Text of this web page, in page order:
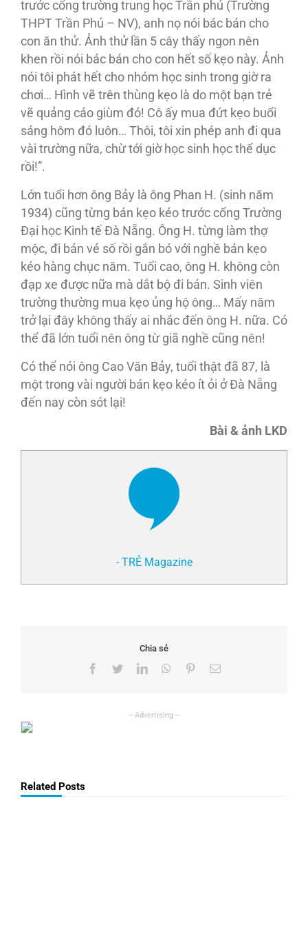
trước cổng trường trung học Trần phú (Trường
THPT Trần Phú – NV), anh nọ nói bác bán cho
con ăn thử. Ảnh thử lần 5 cây thấy ngon nên
khen rồi nói bác bán cho con hết số kẹo này. Ảnh
nói tôi phát hết cho nhóm học sinh trong giờ ra
chơi… Hình vẽ trên thùng kẹo là do một bạn trẻ
vẽ quảng cáo giùm đó! Cô ấy mua đứt kẹo buổi
sáng hôm đó luôn… Thôi, tôi xin phép anh đi qua
vài trường nữa, chừ tới giờ học sinh học thể dục
rồi!”.
Lớn tuổi hơn ông Bảy là ông Phan H. (sinh năm
1934) cũng từng bán kẹo kéo trước cổng Trường
Đại học Kinh tế Đà Nẵng. Ông H. từng làm thợ
mộc, đi bán vé số rồi gắn bó với nghề bán kẹo
kéo hàng chục năm. Tuổi cao, ông H. không còn
đạp xe được nữa mà dắt bộ đi bán. Sinh viên
trường thường mua kẹo ủng hộ ông… Mấy năm
trở lại đây không thấy ai nhắc đến ông H. nữa. Có
thể đã lớn tuổi nên ông từ giã nghề cũng nên!
Có thể nói ông Cao Văn Bảy, tuổi thật đã 87, là
một trong vài người bán kẹo kéo ít ỏi ở Đà Nẵng
đến nay còn sót lại!
Bài & ảnh LKD
- TRẺ Magazine
Chia sẻ
Facebook
TwitterLinkedInWhatsApp
PinterestEmail
Related Posts